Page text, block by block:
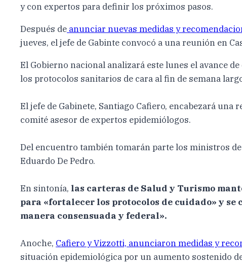
y con expertos para definir los próximos pasos.
Después de anunciar nuevas medidas y
jueves, el jefe de Gabinte convocó a una reunión en
El Gobierno nacional analizará este lunes el avance
los protocolos sanitarios de cara al fin de semana
El jefe de Gabinete, Santiago Cafiero, encabezará
comité asesor de expertos epidemiólogos.
Del encuentro también tomarán parte los ministros
Eduardo De Pedro.
En sintonía, las carteras de Salud y Turismo
para «fortalecer los protocolos de cuidado» y se
manera consensuada y federal».
Anoche, Cafiero y Vizzotti, anunciaron medidas y
situación epidemiológica por un aumento sostenido